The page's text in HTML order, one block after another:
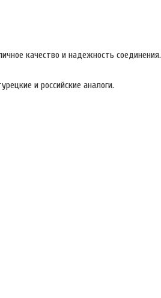
качество и надежность соединения.
и российские аналоги.